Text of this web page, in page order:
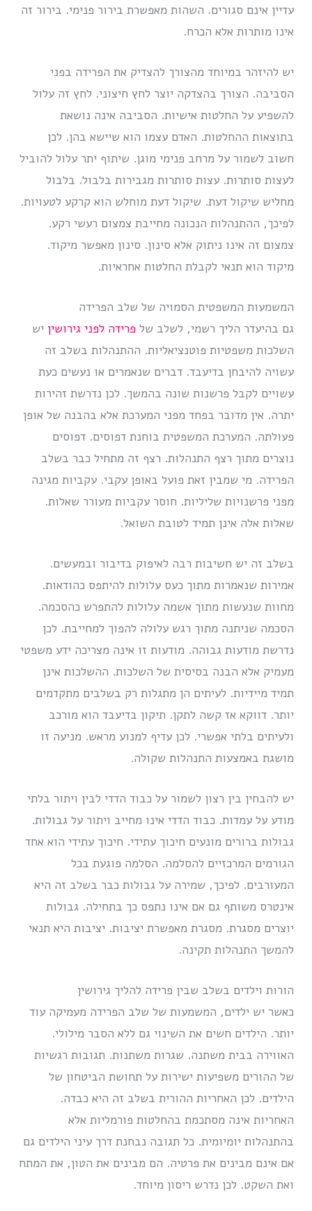
עדיין אינם סגורים. השהות מאפשרת בירור פנימי. בירור זה
אינו מותרות אלא הכרח.
יש להיזהר במיוחד מהצורך להצדיק את הפרידה בפני
הסביבה. הצורך בהצדקה יוצר לחץ חיצוני. לחץ זה עלול
להשפיע על החלטות אישיות. הסביבה אינה נושאת
בתוצאות ההחלטות. האדם עצמו הוא שיישא בהן. לכן
חשוב לשמור על מרחב פנימי מוגן. שיתוף יתר עלול להוביל
לעצות סותרות. עצות סותרות מגבירות בלבול. בלבול
מחליש שיקול דעת. שיקול דעת מוחלש הוא קרקע לטעויות.
לפיכך, ההתנהלות הנכונה מחייבת צמצום רעשי רקע.
צמצום זה אינו ניתוק אלא סינון. סינון מאפשר מיקוד.
מיקוד הוא תנאי לקבלת החלטות אחראיות.
המשמעות המשפטית הסמויה של שלב הפרידה
גם בהיעדר הליך רשמי, לשלב שלפרידה לפני גירושין יש
השלכות משפטיות פוטנציאליות. ההתנהלות בשלב זה
עשויה להיבחן בדיעבד. דברים שנאמרים או נעשים כעת
עשויים לקבל פרשנות שונה בהמשך. לכן נדרשת זהירות
יתרה. אין מדובר בפחד מפני המערכת אלא בהבנה של אופן
פעולתה. המערכת המשפטית בוחנת דפוסים. דפוסים
נוצרים מתוך רצף התנהלות. רצף זה מתחיל כבר בשלב
הפרידה. מי שמבין זאת פועל באופן עקבי. עקביות מגינה
מפני פרשנויות שליליות. חוסר עקביות מעורר שאלות.
שאלות אלה אינן תמיד לטובת השואל.
בשלב זה יש חשיבות רבה לאיפוק בדיבור ובמעשים.
אמירות שנאמרות מתוך כעס עלולות להיתפס כהודאות.
מחוות שנעשות מתוך אשמה עלולות להתפרש כהסכמה.
הסכמה שניתנה מתוך רגש עלולה להפוך למחייבת. לכן
נדרשת מודעות גבוהה. מודעות זו אינה מצריכה ידע משפטי
מעמיק אלא הבנה בסיסית של השלכות. ההשלכות אינן
תמיד מיידיות. לעיתים הן מתגלות רק בשלבים מתקדמים
יותר. דווקא אז קשה לתקן. תיקון בדיעבד הוא מורכב
ולעיתים בלתי אפשרי. לכן עדיף למנוע מראש. מניעה זו
מושגת באמצעות התנהלות שקולה.
יש להבחין בין רצון לשמור על כבוד הדדי לבין ויתור בלתי
מודע על עמדות. כבוד הדדי אינו מחייב ויתור על גבולות.
גבולות ברורים מונעים חיכוך עתידי. חיכוך עתידי הוא אחד
הגורמים המרכזיים להסלמה. הסלמה פוגעת בכל
המעורבים. לפיכך, שמירה על גבולות כבר בשלב זה היא
אינטרס משותף גם אם אינו נתפס כך בתחילה. גבולות
יוצרים מסגרת. מסגרת מאפשרת יציבות. יציבות היא תנאי
להמשך התנהלות תקינה.
הורות וילדים בשלב שבין פרידה להליך גירושין
כאשר יש ילדים, המשמעות של שלב הפרידה מעמיקה עוד
יותר. הילדים חשים את השינוי גם ללא הסבר מילולי.
האווירה בבית משתנה. שגרות משתנות. תגובות רגשיות
של ההורים משפיעות ישירות על תחושת הביטחון של
הילדים. לכן האחריות ההורית בשלב זה היא כבדה.
האחריות אינה מסתכמת בהחלטות פורמליות אלא
בהתנהלות יומיומית. כל תגובה נבחנת דרך עיני הילדים גם
אם אינם מבינים את פרטיה. הם מבינים את הטון, את המתח
ואת השקט. לכן נדרש ריסון מיוחד.